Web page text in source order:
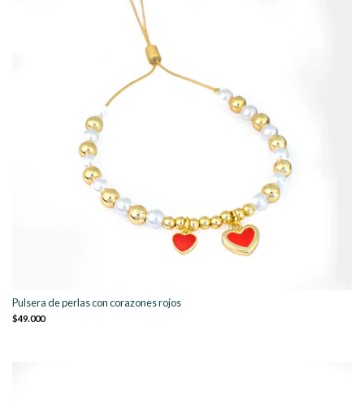
Pulsera de perlas con corazones rojos
$49.000